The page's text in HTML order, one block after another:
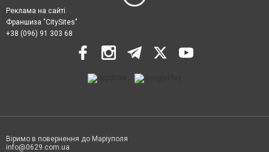
Реклама на сайті
Франшиза "CitySites"
+38 (096) 91 303 68
Віримо в повернення до Маріуполя
info@0629.com.ua